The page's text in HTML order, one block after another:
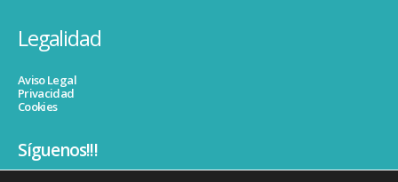
Legalidad
Aviso Legal
Privacidad
Cookies
Síguenos!!!